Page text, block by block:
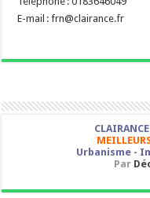
E-mail : frn@clairance.fr
Urbanisme -
Par